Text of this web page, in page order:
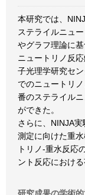
本研究では、
ステライルニュ
やグラフ理論に
ニュートリノ反
子光理学研究セ
でのニュートリ
番のステライル
ができた。
さらに、NINJA
測定に向けた重
トリノ-重水反応
ント反応におけ